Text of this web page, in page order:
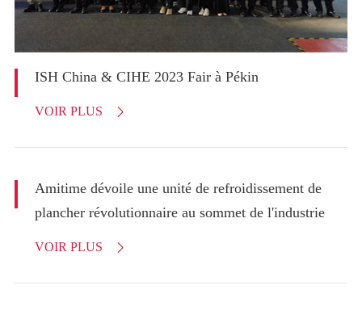
ISH China & CIHE 2023 Fair à Pékin
VOIR PLUS 
Amitime dévoile une unité de refroidissement de
plancher révolutionnaire au sommet de l'industrie
VOIR PLUS 